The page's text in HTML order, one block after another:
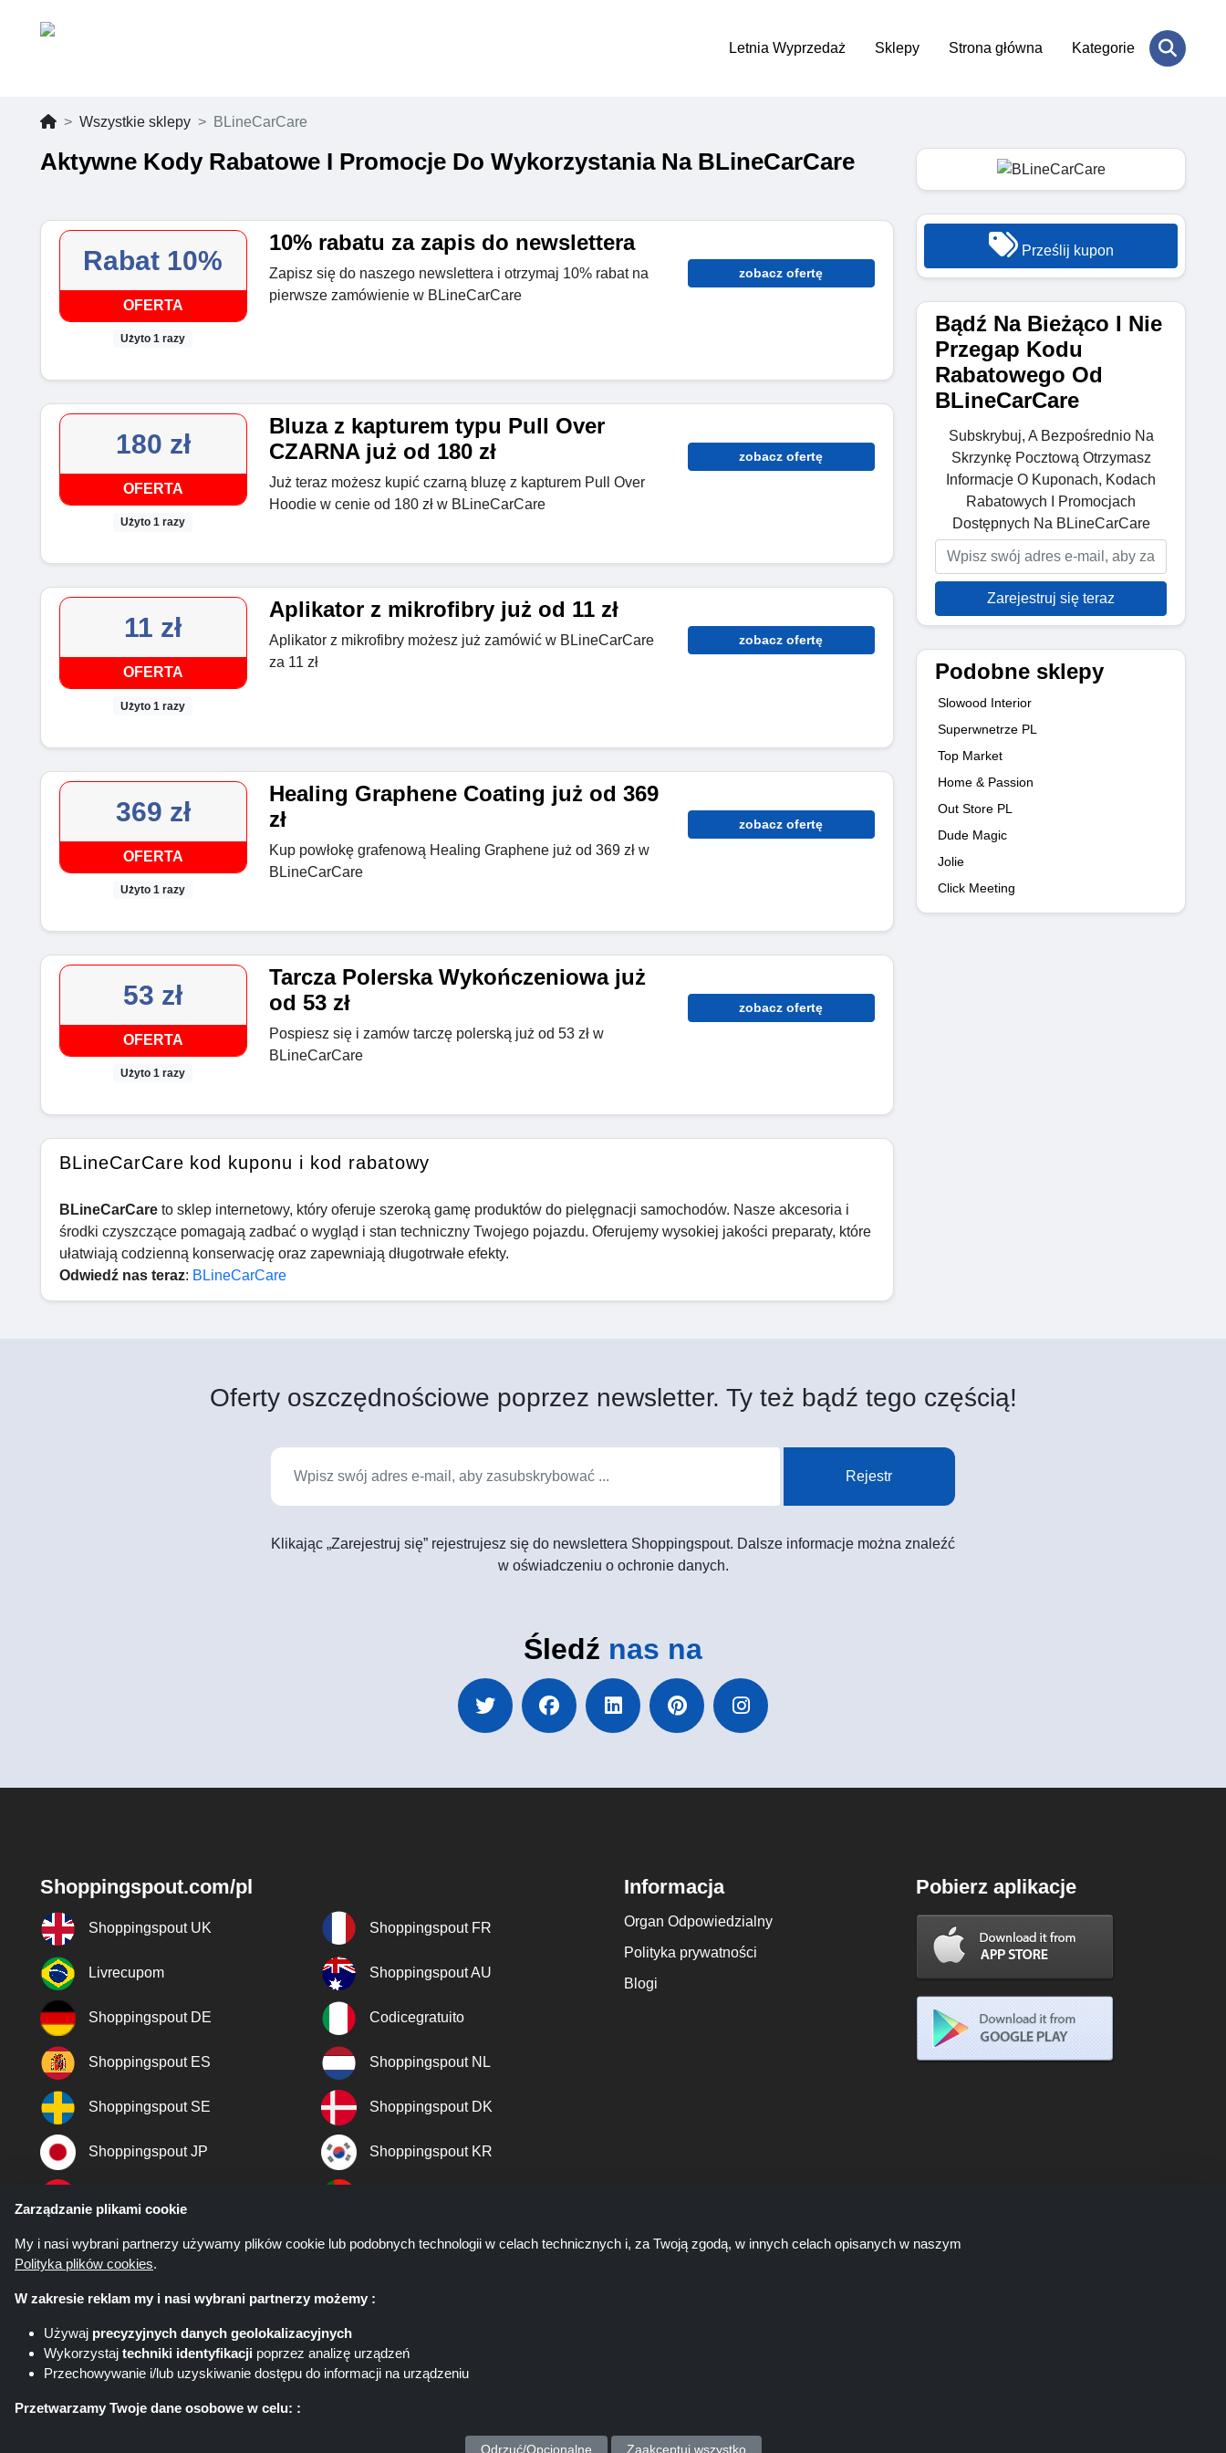
Letnia Wyprzedaż Sklepy Strona główna Kategorie
Wszystkie sklepy BLineCarCare
Aktywne Kody Rabatowe I Promocje Do Wykorzystania Na BLineCarCare
Rabat 10%
OFERTA
Użyto 1 razy
10% rabatu za zapis do newslettera
Zapisz się do naszego newslettera i otrzymaj 10% rabat na
pierwsze zamówienie w BLineCarCare
zobacz ofertę
180 zł
OFERTA
Użyto 1 razy
Bluza z kapturem typu Pull Over
CZARNA już od 180 zł
Już teraz możesz kupić czarną bluzę z kapturem Pull Over
Hoodie w cenie od 180 zł w BLineCarCare
zobacz ofertę
11 zł
OFERTA
Użyto 1 razy
Aplikator z mikrofibry już od 11 zł
Aplikator z mikrofibry możesz już zamówić w BLineCarCare
za 11 zł
zobacz ofertę
369 zł
OFERTA
Użyto 1 razy
Healing Graphene Coating już od 369
zł
Kup powłokę grafenową Healing Graphene już od 369 zł w
BLineCarCare
zobacz ofertę
53 zł
OFERTA
Użyto 1 razy
Tarcza Polerska Wykończeniowa już
od 53 zł
Pospiesz się i zamów tarczę polerską już od 53 zł w
BLineCarCare
zobacz ofertę
BLineCarCare kod kuponu i kod rabatowy
BLineCarCare to sklep internetowy, który oferuje szeroką gamę produktów do pielęgnacji samochodów. Nasze akcesoria i
środki czyszczące pomagają zadbać o wygląd i stan techniczny Twojego pojazdu. Oferujemy wysokiej jakości preparaty, które
ułatwiają codzienną konserwację oraz zapewniają długotrwałe efekty.
Odwiedź nas teraz: BLineCarCare
Prześlij kupon
Bądź Na Bieżąco I Nie
Przegap Kodu
Rabatowego Od
BLineCarCare
Subskrybuj, A Bezpośrednio Na
Skrzynkę Pocztową Otrzymasz
Informacje O Kuponach, Kodach
Rabatowych I Promocjach
Dostępnych Na BLineCarCare
Zarejestruj się teraz
Podobne sklepy
Slowood Interior
Superwnetrze PL
Top Market
Home & Passion
Out Store PL
Dude Magic
Jolie
Click Meeting
Oferty oszczędnościowe poprzez newsletter. Ty też bądź tego częścią!
Rejestr
Klikając „Zarejestruj się” rejestrujesz się do newslettera Shoppingspout. Dalsze informacje można znaleźć
w oświadczeniu o ochronie danych.
Śledź nas na
Shoppingspout.com/pl
Shoppingspout UK Shoppingspout FR
Livrecupom Shoppingspout AU
Shoppingspout DE Codicegratuito
Shoppingspout ES Shoppingspout NL
Shoppingspout SE Shoppingspout DK
Shoppingspout JP Shoppingspout KR
Shoppingspout NO
Informacja
Organ Odpowiedzialny
Polityka prywatności
Blogi
Pobierz aplikacje
Shoppingspout.com/pl ani jego personel nie są zaangażowani, gdy dokonujesz zakupu za pośrednictwem tych linków, Shoppingspout.com/pl
Prawa autorskie © 2026 Shoppingspout. Wszelkie prawa zastrzeżone
Zarządzanie plikami cookie
My i nasi wybrani partnerzy używamy plików cookie lub podobnych technologii w celach technicznych i, za Twoją zgodą, w innych celach opisanych w naszym
Polityka plików cookies.
W zakresie reklam my i nasi wybrani partnerzy możemy :
Używaj precyzyjnych danych geolokalizacyjnych
Wykorzystaj techniki identyfikacji poprzez analizę urządzeń
Przechowywanie i/lub uzyskiwanie dostępu do informacji na urządzeniu
Przetwarzamy Twoje dane osobowe w celu: :
Odrzuć/Opcjonalne Zaakceptuj wszystko